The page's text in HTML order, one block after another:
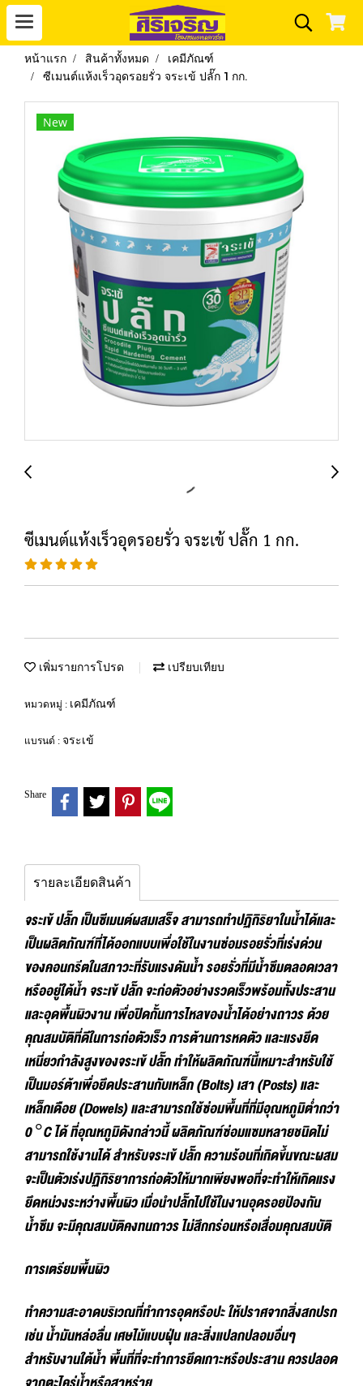
หน้าแรก สินค้าทั้งหมด
เคมีภัณฑ์
ซีเมนต์แห้งเร็วอุดรอยรั่ว จระเข้ ปลั๊ก 1 กก.
New
ซีเมนต์แห้งเร็วอุดรอยรั่ว จระเข้ ปลั๊ก 1 กก.
เพิ่มรายการโปรด เปรียบเทียบ
หมวดหมู่ : เคมีภัณฑ์
แบรนด์ : จระเข้
Share
รายละเอียดสินค้า
จระเข้ ปลั๊ก เป็นซีเมนต์ผสมเสร็จ สามารถทำปฏิกิริยาในน้ำได้และ
เป็นผลิตภัณฑ์ที่ได้ออกแบบเพื่อใช้ในงานซ่อมรอยรั่วที่เร่งด่วน
ของคอนกรีตในสภาวะที่รับแรงดันน้ำ รอยรั่วที่มีน้ำซึมตลอดเวลา
หรืออยู่ใต้น้ำ จระเข้ ปลั๊ก จะก่อตัวอย่างรวดเร็วพร้อมทั้งประสาน
และอุดพื้นผิวงาน เพื่อปิดกั้นการไหลของน้ำได้อย่างถาวร ด้วย
คุณสมบัติที่ดีในการก่อตัวเร็ว การต้านการหดตัว และแรงยึด
เหนี่ยวกำลังสูงของจระเข้ ปลั๊ก ทำให้ผลิตภัณฑ์นี้เหมาะสำหรับใช้
เป็นมอร์ต้าเพื่อยึดประสานกับเหล็ก (Bolts) เสา (Posts) และ
เหล็กเดือย (Dowels) และสามารถใช้ซ่อมพื้นที่ที่มีอุณหภูมิต่ำกว่า
0 °C ได้ ที่อุณหภูมิดังกล่าวนี้ ผลิตภัณฑ์ซ่อมแซมหลายชนิดไม่
สามารถใช้งานได้ สำหรับจระเข้ ปลั๊ก ความร้อนที่เกิดขึ้นขณะผสม
จะเป็นตัวเร่งปฏิกิริยาการก่อตัวให้มากเพียงพอที่จะทำให้เกิดแรง
ยึดหน่วงระหว่างพื้นผิว เมื่อนำปลั๊กไปใช้ในงานอุดรอยป้องกัน
น้ำซึม จะมีคุณสมบัติคงทนถาวร ไม่สึกกร่อนหรือเสื่อมคุณสมบัติ
การเตรียมพื้นผิว
ทำความสะอาดบริเวณที่ทำการอุดหรือปะ ให้ปราศจากสิ่งสกปรก
เช่น น้ำมันหล่อลื่น เศษไม้แบบฝุ่น และสิ่งแปลกปลอมอื่นๆ
สำหรับงานใต้น้ำ พื้นที่ที่จะทำการยึดเกาะหรือประสาน ควรปลอด